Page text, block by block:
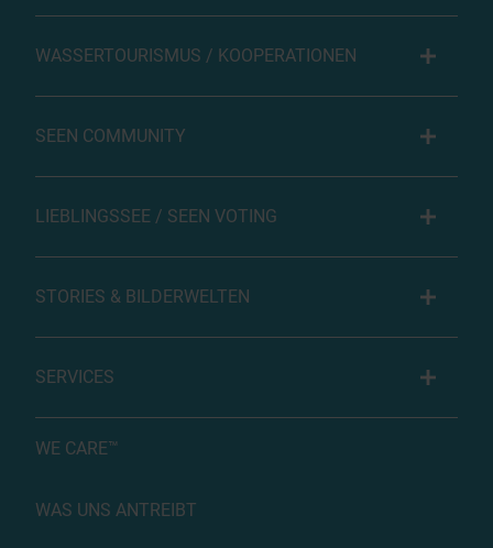
WASSERTOURISMUS / KOOPERATIONEN
SEEN COMMUNITY
LIEBLINGSSEE / SEEN VOTING
STORIES & BILDERWELTEN
SERVICES
WE CARE™
WAS UNS ANTREIBT